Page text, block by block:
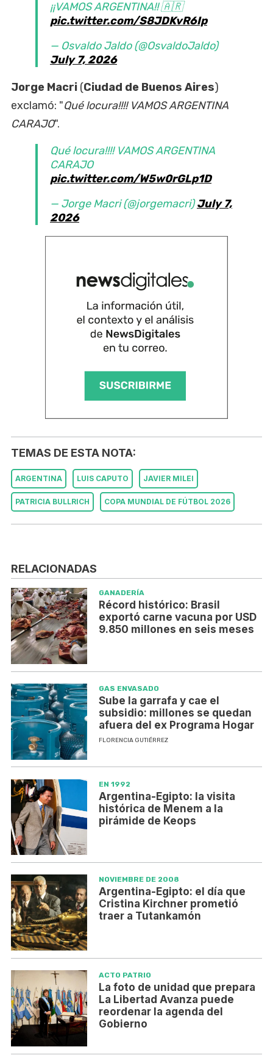
¡¡VAMOS ARGENTINA!! 🇦🇷
pic.twitter.com/S8JDKvR6Ip
— Osvaldo Jaldo (@OsvaldoJaldo)
July 7, 2026
Jorge Macri (Ciudad de Buenos Aires)
exclamó: "Qué locura!!!! VAMOS ARGENTINA
CARAJO".
Qué locura!!!! VAMOS ARGENTINA
CARAJO
pic.twitter.com/W5w0rGLp1D
— Jorge Macri (@jorgemacri)July 7,
2026
TEMAS DE ESTA NOTA:
ARGENTINA LUIS CAPUTO JAVIER MILEI
PATRICIA BULLRICH COPA MUNDIAL DE FÚTBOL 2026
RELACIONADAS
GANADERÍA
Récord histórico: Brasil
exportó carne vacuna por USD
9.850 millones en seis meses
GAS ENVASADO
Sube la garrafa y cae el
subsidio: millones se quedan
afuera del ex Programa Hogar
FLORENCIA GUTIÉRREZ
EN 1992
Argentina-Egipto: la visita
histórica de Menem a la
pirámide de Keops
NOVIEMBRE DE 2008
Argentina-Egipto: el día que
Cristina Kirchner prometió
traer a Tutankamón
ACTO PATRIO
La foto de unidad que prepara
La Libertad Avanza puede
reordenar la agenda del
Gobierno